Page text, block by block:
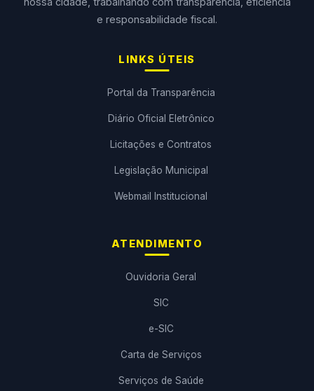
e responsabilidade fiscal.
LINKS ÚTEIS
Portal da Transparência
Diário Oficial Eletrônico
Licitações e Contratos
Legislação Municipal
Webmail Institucional
ATENDIMENTO
Ouvidoria Geral
SIC
e-SIC
Carta de Serviços
Serviços de Saúde